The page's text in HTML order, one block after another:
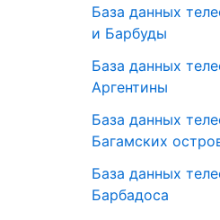
База данных
и Барбуды
База данных
Аргентины
База данных
Багамских
База данных
Барбадоса